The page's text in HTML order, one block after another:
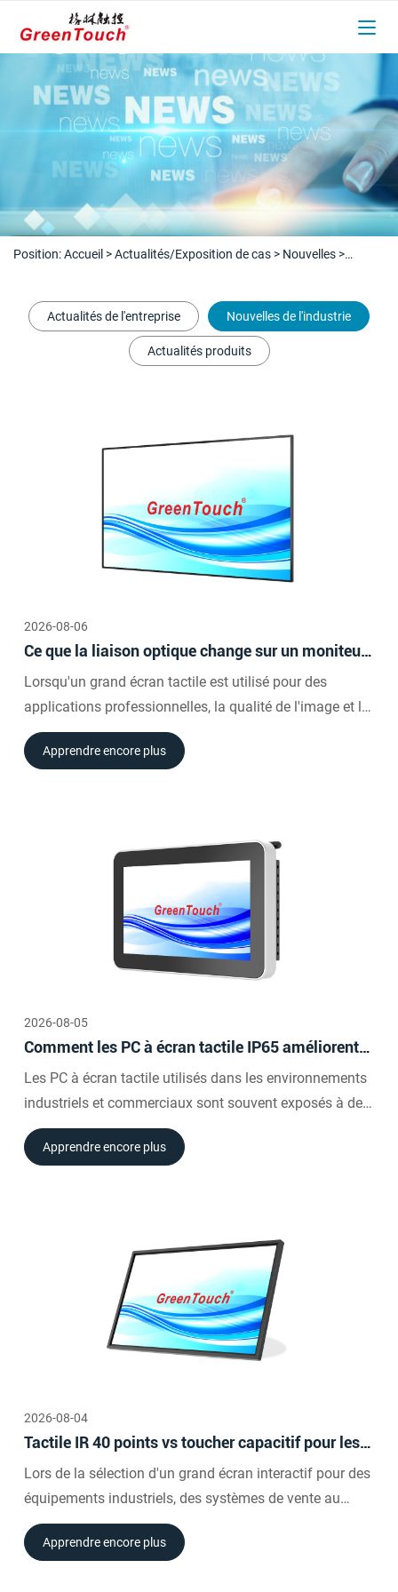
Position:Accueil >Actualités/Exposition de cas > Nouvelles >
Actualités de l'entreprise Nouvelles de l'industrie
Actualités produits
2026-08-06
Ce que la liaison optique change sur un moniteur
tactile de 65 pouces
Lorsqu'un grand écran tactile est utilisé pour des
applications professionnelles, la qualité de l'image et la
réponse tactile ne peuvent pas être évaluées
séparément.
Apprendre encore plus
2026-08-05
Comment les PC à écran tactile IP65 améliorent
la fiabilité dans les environnements poussiéreux
et humides
Les PC à écran tactile utilisés dans les environnements
industriels et commerciaux sont souvent exposés à des
conditions que les appareils grand public ordinaires ne
sont pas conçus pour gérer.
Apprendre encore plus
2026-08-04
Tactile IR 40 points vs toucher capacitif pour les
grands écrans interactifs
Lors de la sélection d'un grand écran interactif pour des
équipements industriels, des systèmes de vente au
détail, des établissements de santé ou des projets de
transport intelligents, la technologie tactile peut avoir un
Apprendre encore plus